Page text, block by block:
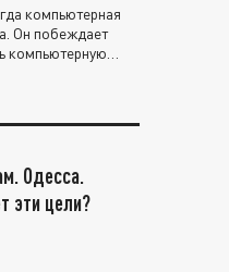
компьютерная
Он побеждает
компьютерную
Одесса.
эти цели?